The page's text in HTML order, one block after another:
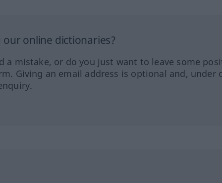
online dictionaries?
a mistake, or do you just want to leave some
Giving an email address is optional and, under